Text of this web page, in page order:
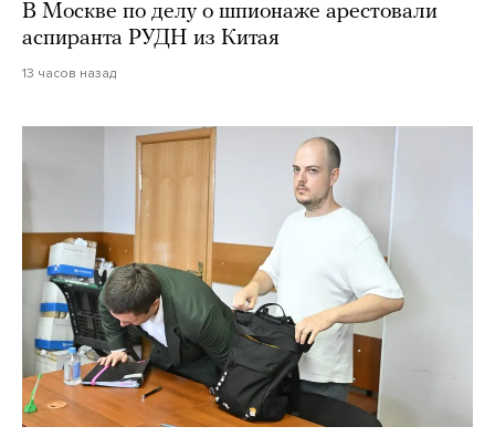
В Москве по делу о шпионаже арестовали
аспиранта РУДН из Китая
13 часов назад